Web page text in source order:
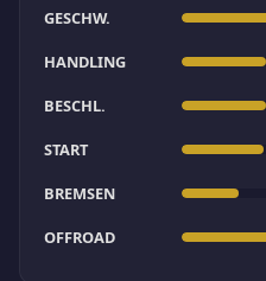
GESCHW.
HANDLING
BESCHL.
START
BREMSEN
OFFROAD